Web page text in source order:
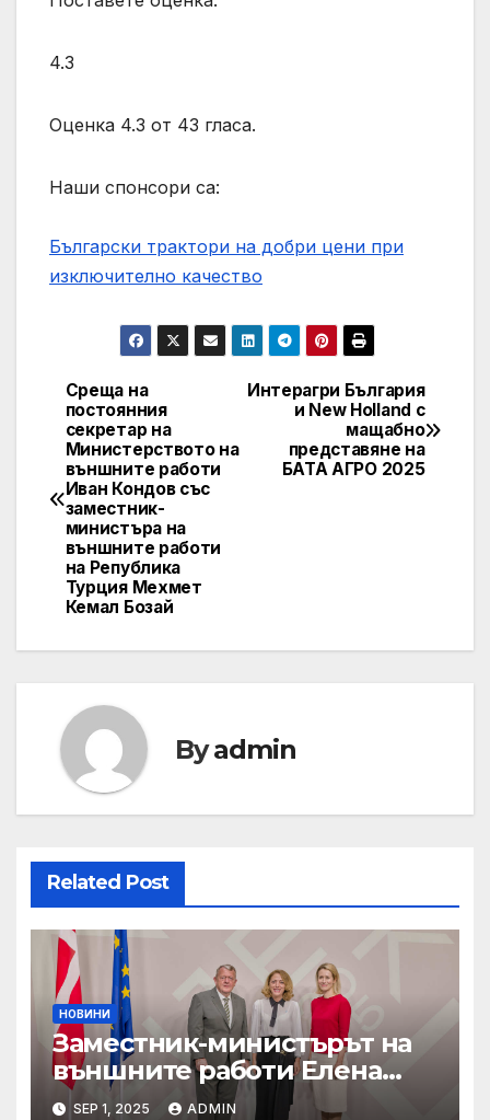
4.3
Оценка 4.3 от 43 гласа.
Наши спонсори са:
Български трактори на добри цени при
изключително качество
Post
navigation
Интерагри България
и New Holland с
мащабно
представяне на
БАТА АГРО 2025
Среща на
постоянния
секретар на
Министерството на
външните работи
Иван Кондов със
заместник-
министъра на
външните работи
на Република
Турция Мехмет
Кемал Бозай
Byadmin
Related Post
НОВИНИ
Заместник-министърът на
външните работи Елена
Шекерлетова участва в
SEP 1, 2025 ADMIN